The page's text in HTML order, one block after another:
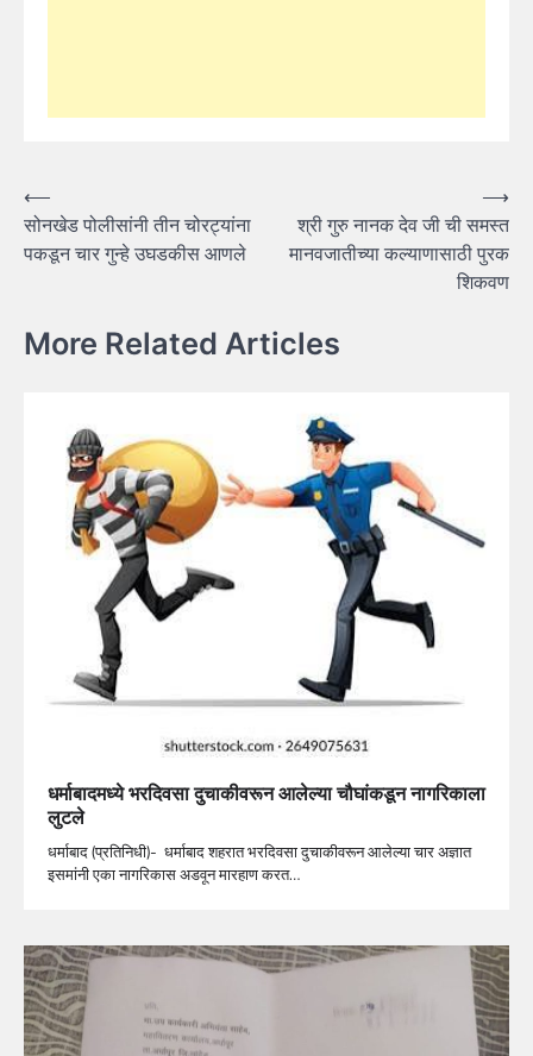
Post
navigation
⟵
सोनखेड पोलीसांनी तीन चोरट्यांना
पकडून चार गुन्हे उघडकीस आणले
श्री गुरु नानक देव जी ची समस्त
मानवजातीच्या कल्याणासाठी पुरक
शिकवण
⟶
More Related Articles
धर्माबादमध्ये भरदिवसा दुचाकीवरून आलेल्या चौघांकडून नागरिकाला
लुटले
धर्माबाद (प्रतिनिधी)- धर्माबाद शहरात भरदिवसा दुचाकीवरून आलेल्या चार अज्ञात
इसमांनी एका नागरिकास अडवून मारहाण करत…